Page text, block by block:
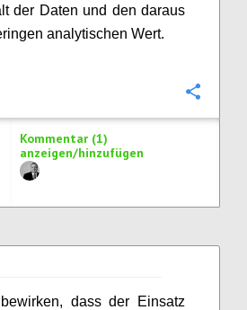
der Daten und den daraus
analytischen Wert.
Kommentar (1)
anzeigen/hinzufügen
dass der Einsatz